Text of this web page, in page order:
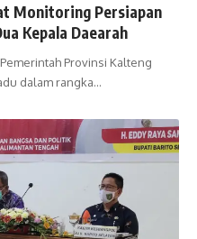
Monitoring Persiapan
Kepala Daearah
Pemerintah Provinsi Kalteng
dalam rangka…